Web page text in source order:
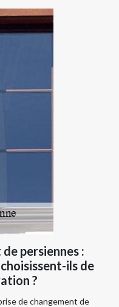
persiennes :
ils de
?
de changement de